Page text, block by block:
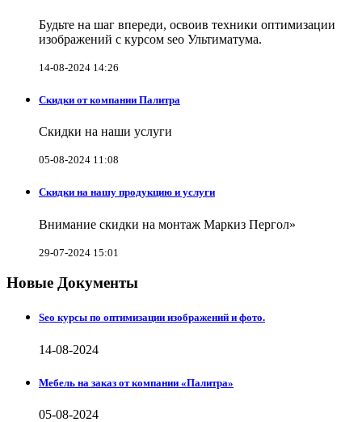
Будьте на шаг впереди, освоив техники оптимизации
изображений с курсом seo Ультиматума.
14-08-2024 14:26
Скидки от компании Палитра
Скидки на наши услуги
05-08-2024 11:08
Скидки на нашу продукцию и услуги
Внимание скидки на монтаж Маркиз Пергол»
29-07-2024 15:01
Новые Документы
Seo курсы по оптимизации изображений и фото.
14-08-2024
Мебель на заказ от компании «Палитра»
05-08-2024